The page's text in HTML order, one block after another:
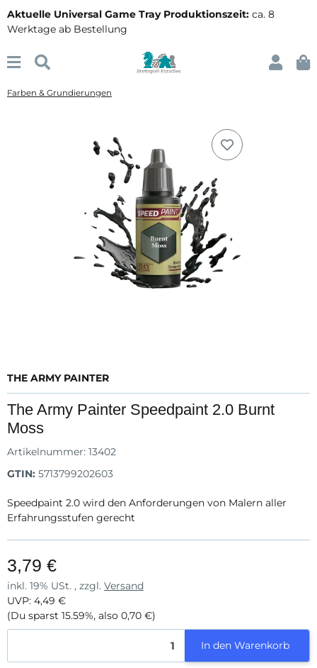
Aktuelle Universal Game Tray Produktionszeit: ca. 8
Werktage ab Bestellung
Farben & Grundierungen
THE ARMY PAINTER
The Army Painter Speedpaint 2.0 Burnt
Moss
Artikelnummer: 13402
GTIN: 5713799202603
Speedpaint 2.0 wird den Anforderungen von Malern aller
Erfahrungsstufen gerecht
3,79 €
inkl. 19% USt. , zzgl. Versand
UVP: 4,49 €
(Du sparst 15.59%, also 0,70 €)
In den Warenkorb